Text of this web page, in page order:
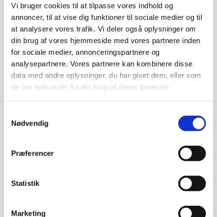
Vi bruger cookies til at tilpasse vores indhold og
annoncer, til at vise dig funktioner til sociale medier og til
at analysere vores trafik. Vi deler også oplysninger om
din brug af vores hjemmeside med vores partnere inden
for sociale medier, annonceringspartnere og
analysepartnere. Vores partnere kan kombinere disse
data med andre oplysninger, du har givet dem, eller som
de har indsamlet fra din brug af deres tjenester.
Nødvendig
Præferencer
Statistik
Marketing
Væghylde, metal, grøn fra
Hübsch
Væghylde i metal, grøn fra
249,00 DKKDen
var:
249,00 DKK.
aktuelle
pris
Hübsch væghængt
skrivebord i natur
Vægmonteret skrivebord i
oprindelige
1.349,00 DKK.
SPAR 10%